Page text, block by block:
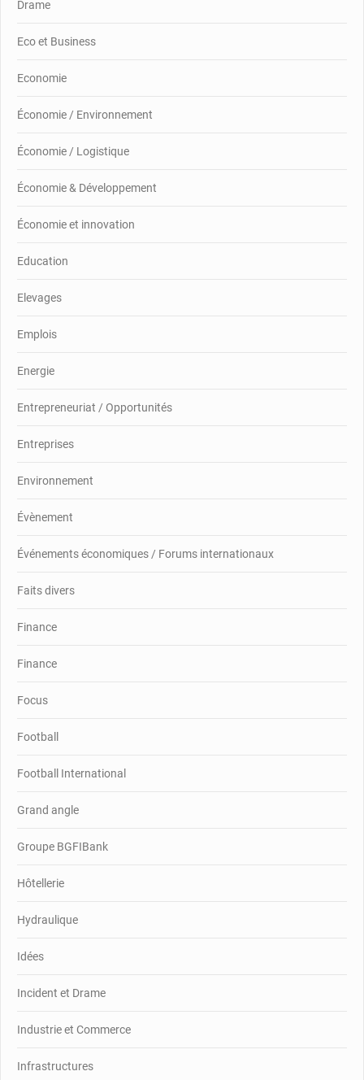
Drame
Eco et Business
Economie
Économie / Environnement
Économie / Logistique
Économie & Développement
Économie et innovation
Education
Elevages
Emplois
Energie
Entrepreneuriat / Opportunités
Entreprises
Environnement
Évènement
Événements économiques / Forums internationaux
Faits divers
Finance
Finance
Focus
Football
Football International
Grand angle
Groupe BGFIBank
Hôtellerie
Hydraulique
Idées
Incident et Drame
Industrie et Commerce
Infrastructures